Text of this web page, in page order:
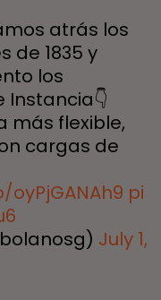
atrás los
de 1835 y
los
Instancia👇
más flexible,
cargas de
pi
July 1,